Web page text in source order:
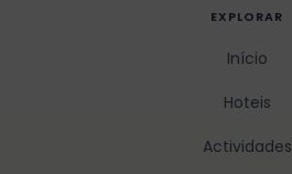
EXPLORAR
Início
Hoteis
Actividades